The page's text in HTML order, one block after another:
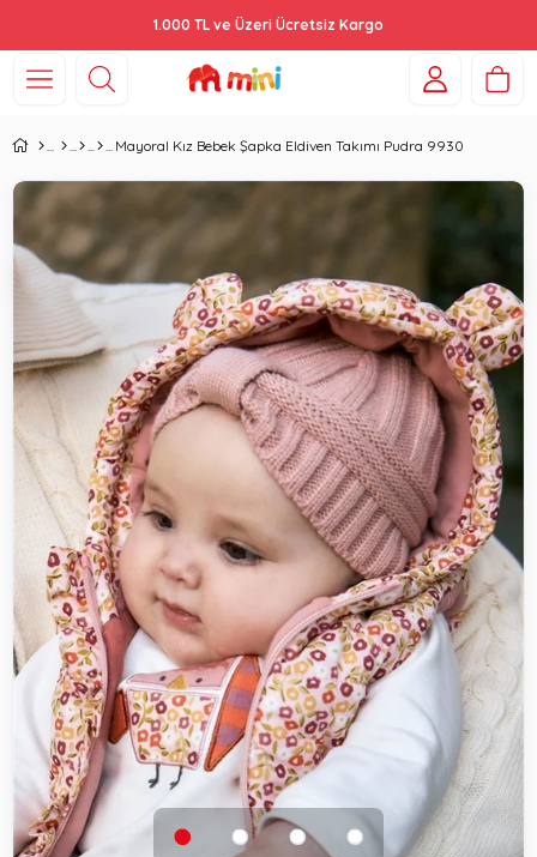
1.000 TL ve Üzeri Ücretsiz Kargo
Mayoral Kız Bebek Şapka Eldiven Takımı Pudra 9930